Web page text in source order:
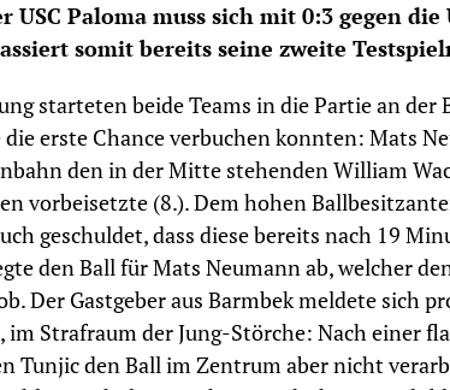
USC Paloma muss sich mit 0:3 gegen
somit bereits seine zweite
starteten beide Teams in die Partie an der
die erste Chance verbuchen konnten: Mats
den in der Mitte stehenden William
vorbeisetzte (8.). Dem hohen
geschuldet, dass diese bereits nach 19
den Ball für Mats Neumann ab, welcher
Der Gastgeber aus Barmbek meldete sich
Strafraum der Jung-Störche: Nach einer
Tunjic den Ball im Zentrum aber nicht